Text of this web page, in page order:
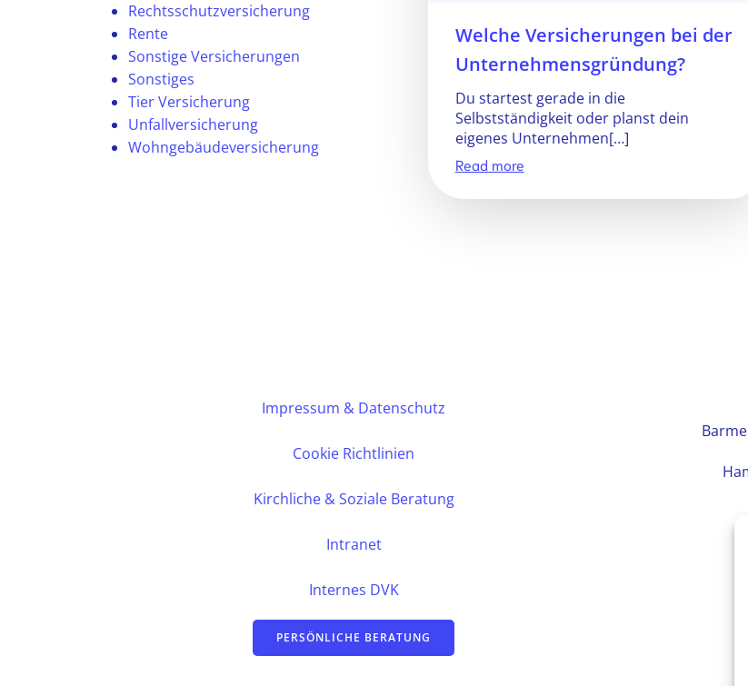
Rechtsschutzversicherung
Rente
Sonstige Versicherungen
Sonstiges
Tier Versicherung
Unfallversicherung
Wohngebäudeversicherung
Welche Versicherungen bei der
Unternehmensgründung?
Du startest gerade in die
Selbstständigkeit oder planst dein
eigenes Unternehmen[…]
Read more
Impressum & Datenschutz
Cookie Richtlinien
Kirchliche & Soziale Beratung
Intranet
Internes DVK
PERSÖNLICHE BERATUNG